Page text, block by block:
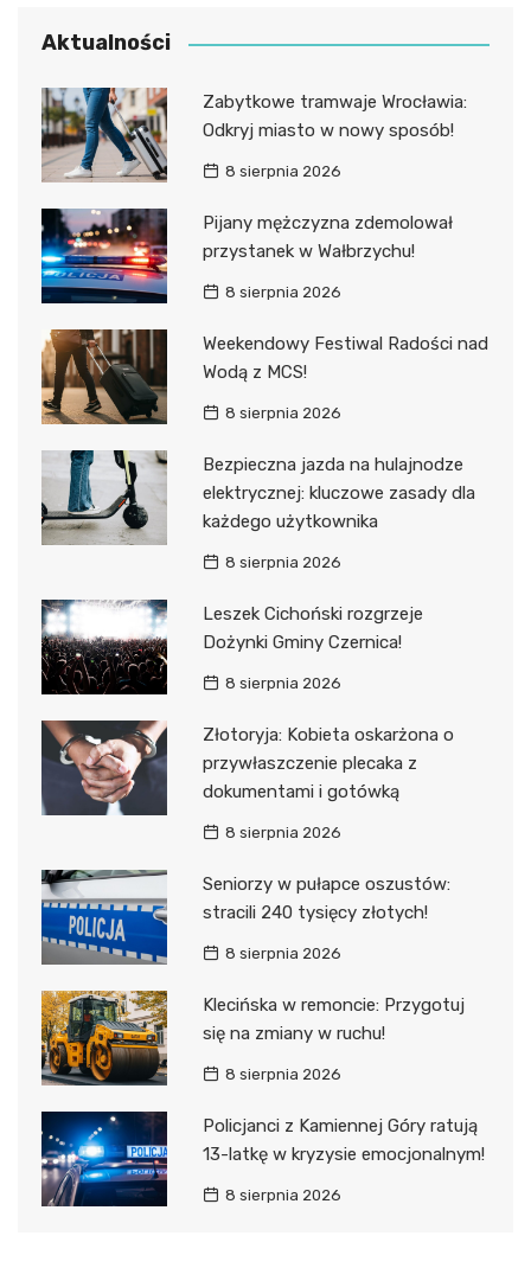
Aktualności
Zabytkowe tramwaje Wrocławia:
Odkryj miasto w nowy sposób!
8 sierpnia 2026
Pijany mężczyzna zdemolował
przystanek w Wałbrzychu!
8 sierpnia 2026
Weekendowy Festiwal Radości nad
Wodą z MCS!
8 sierpnia 2026
Bezpieczna jazda na hulajnodze
elektrycznej: kluczowe zasady dla
każdego użytkownika
8 sierpnia 2026
Leszek Cichoński rozgrzeje
Dożynki Gminy Czernica!
8 sierpnia 2026
Złotoryja: Kobieta oskarżona o
przywłaszczenie plecaka z
dokumentami i gotówką
8 sierpnia 2026
Seniorzy w pułapce oszustów:
stracili 240 tysięcy złotych!
8 sierpnia 2026
Klecińska w remoncie: Przygotuj
się na zmiany w ruchu!
8 sierpnia 2026
Policjanci z Kamiennej Góry ratują
13-latkę w kryzysie emocjonalnym!
8 sierpnia 2026